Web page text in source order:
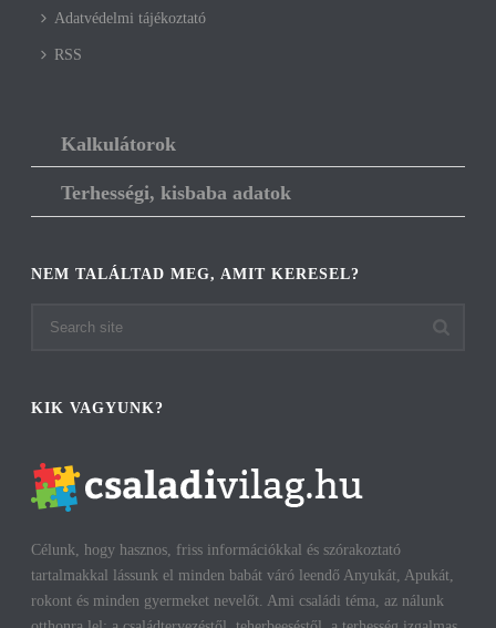
Adatvédelmi tájékoztató
RSS
Kalkulátorok
Terhességi, kisbaba adatok
NEM TALÁLTAD MEG, AMIT KERESEL?
KIK VAGYUNK?
Célunk, hogy hasznos, friss információkkal és szórakoztató
tartalmakkal lássunk el minden babát váró leendő Anyukát, Apukát,
rokont és minden gyermeket nevelőt. Ami családi téma, az nálunk